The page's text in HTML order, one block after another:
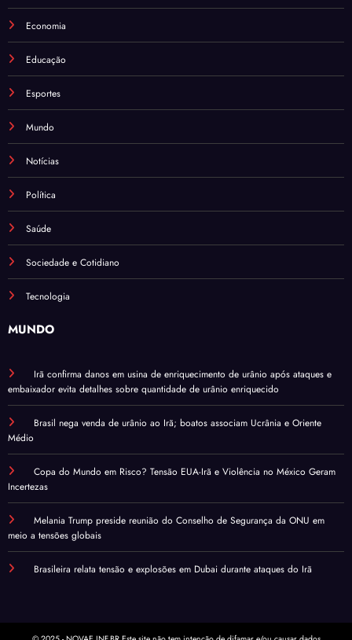
Economia
Educação
Esportes
Mundo
Notícias
Política
Saúde
Sociedade e Cotidiano
Tecnologia
MUNDO
Irã confirma danos em usina de enriquecimento de urânio após ataques e
embaixador evita detalhes sobre quantidade de urânio enriquecido
Brasil nega venda de urânio ao Irã; boatos associam Ucrânia e Oriente
Médio
Copa do Mundo em Risco? Tensão EUA-Irã e Violência no México Geram
Incertezas
Melania Trump preside reunião do Conselho de Segurança da ONU em
meio a tensões globais
Brasileira relata tensão e explosões em Dubai durante ataques do Irã